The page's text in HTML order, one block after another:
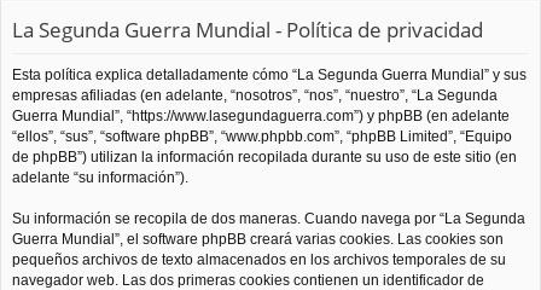
La Segunda Guerra Mundial - Política de privacidad
Esta política explica detalladamente cómo “La Segunda Guerra Mundial” y sus
empresas afiliadas (en adelante, “nosotros”, “nos”, “nuestro”, “La Segunda
Guerra Mundial”, “https://www.lasegundaguerra.com”) y phpBB (en adelante
“ellos”, “sus”, “software phpBB”, “www.phpbb.com”, “phpBB Limited”, “Equipo
de phpBB”) utilizan la información recopilada durante su uso de este sitio (en
adelante “su información”).
Su información se recopila de dos maneras. Cuando navega por “La Segunda
Guerra Mundial”, el software phpBB creará varias cookies. Las cookies son
pequeños archivos de texto almacenados en los archivos temporales de su
navegador web. Las dos primeras cookies contienen un identificador de